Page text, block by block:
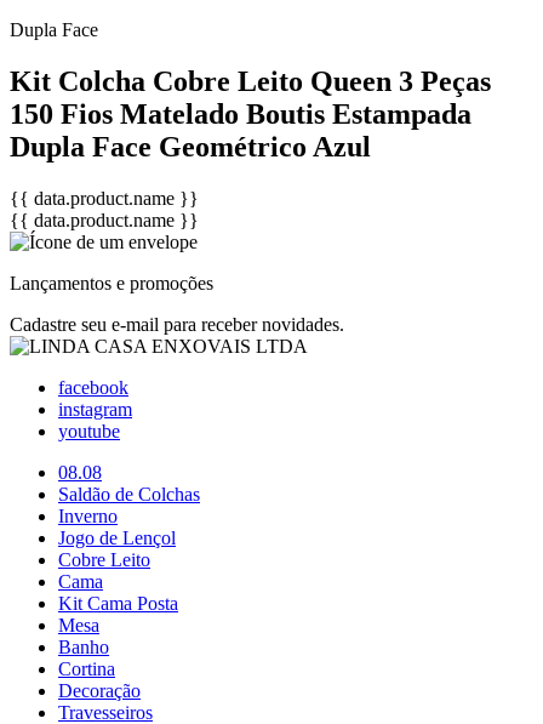
Dupla Face
Kit Colcha Cobre Leito Queen 3 Peças
150 Fios Matelado Boutis Estampada
Dupla Face Geométrico Azul
{{ data.product.name }}
{{ data.product.name }}
Lançamentos e promoções
Cadastre seu e-mail para receber novidades.
facebook
instagram
youtube
08.08
Saldão de Colchas
Inverno
Jogo de Lençol
Cobre Leito
Cama
Kit Cama Posta
Mesa
Banho
Cortina
Decoração
Travesseiros